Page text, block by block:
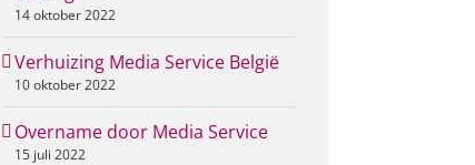
14 oktober 2022
Verhuizing Media Service België
10 oktober 2022
Overname door Media Service
15 juli 2022